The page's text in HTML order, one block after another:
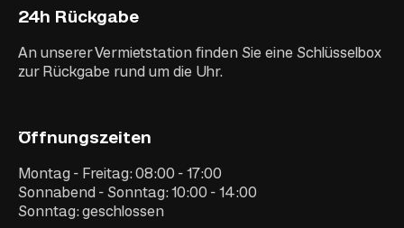
24h Rückgabe
An unserer Vermietstation finden Sie eine Schlüsselbox
zur Rückgabe rund um die Uhr.
Öffnungszeiten
Montag - Freitag: 08:00 - 17:00
Sonnabend - Sonntag: 10:00 - 14:00
Sonntag: geschlossen